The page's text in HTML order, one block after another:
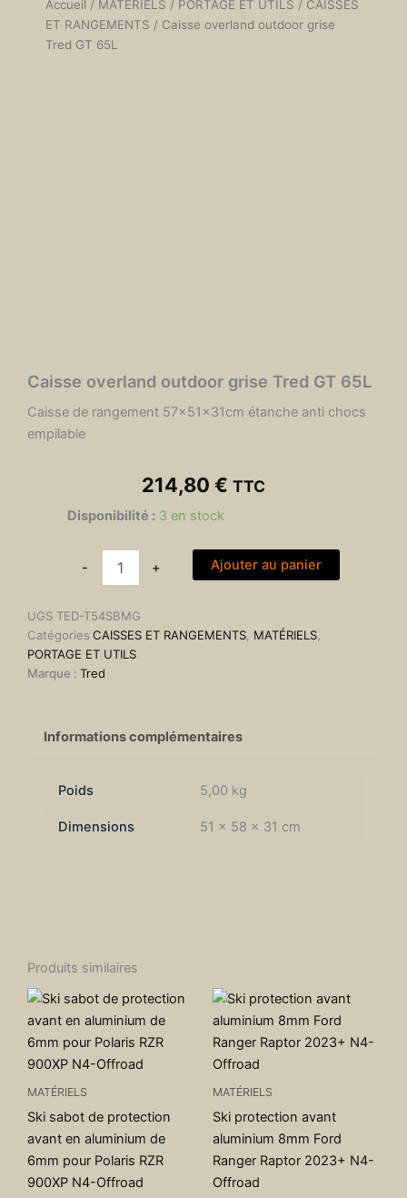
Accueil / MATÉRIELS / PORTAGE ET UTILS / CAISSES
ET RANGEMENTS / Caisse overland outdoor grise
Tred GT 65L
Caisse overland outdoor grise Tred GT 65L
Caisse de rangement 57x51x31cm étanche anti chocs
empilable
214,80 € TTC
Disponibilité : 3 en stock
-
quantité
Caisse
overland
outdoor
Tred
GT
65L
+ Ajouter au panier
UGS TED-T54SBMG
Catégories CAISSES ET RANGEMENTS MATÉRIELS
PORTAGE ET UTILS
Marque : Tred
Informations complémentaires
Poids 5,00 kg
Dimensions 51 × 58 × 31 cm
Produits similaires
MATÉRIELS
Ski sabot de protection
avant en aluminium de
6mm pour Polaris RZR
900XP N4-Offroad
MATÉRIELS
Ski protection avant
aluminium 8mm Ford
Ranger Raptor 2023+ N4-
Offroad